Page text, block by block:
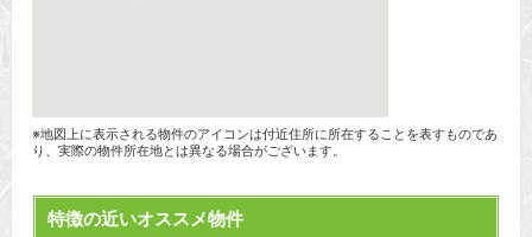
※地図上に表示される物件のアイコンは付近住所に所在することを表すものであ
り、実際の物件所在地とは異なる場合がございます。
特徴の近いオススメ物件